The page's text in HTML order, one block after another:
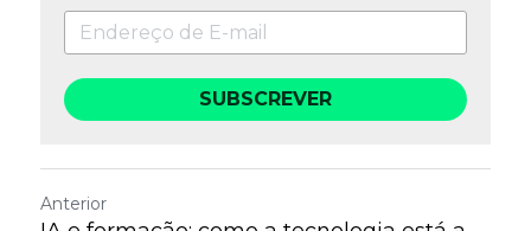
SUBSCREVER
Anterior